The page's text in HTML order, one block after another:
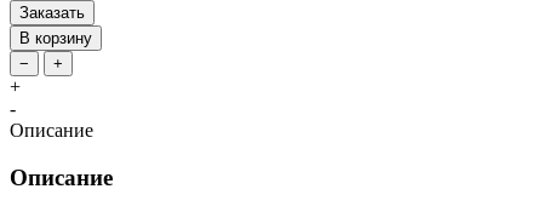
Заказать
В корзину
−
+
+
-
Описание
Описание